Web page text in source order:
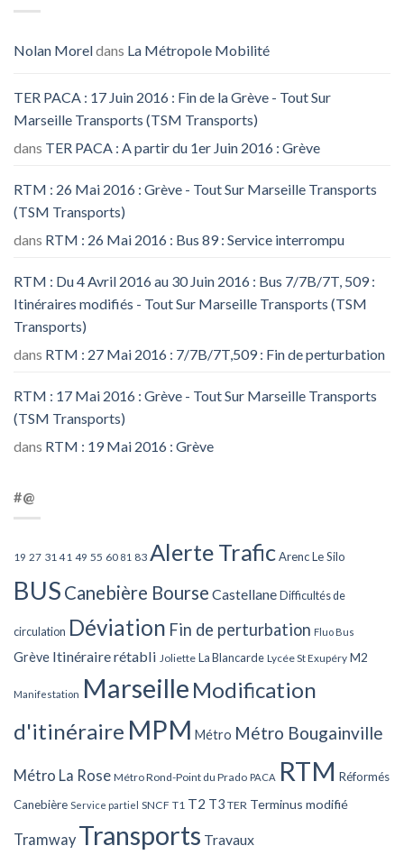
Nolan Moreldans La Métropole Mobilité
TER PACA : 17 Juin 2016 : Fin de la Grève - Tout Sur
Marseille Transports (TSM Transports)
dans TER PACA : A partir du 1er Juin 2016 : Grève
RTM : 26 Mai 2016 : Grève - Tout Sur Marseille Transports
(TSM Transports)
dans RTM : 26 Mai 2016 : Bus 89 : Service interrompu
RTM : Du 4 Avril 2016 au 30 Juin 2016 : Bus 7/7B/7T, 509 :
Itinéraires modifiés - Tout Sur Marseille Transports (TSM
Transports)
dans RTM : 27 Mai 2016 : 7/7B/7T,509 : Fin de perturbation
RTM : 17 Mai 2016 : Grève - Tout Sur Marseille Transports
(TSM Transports)
dans RTM : 19 Mai 2016 : Grève
#@
19 27 31 41 49 55 60 81 83 Alerte TraficArenc Le Silo
BUS Canebière Bourse Castellane Difficultés de
circulation Déviation Fin de perturbation Fluo Bus
Grève Itinéraire rétabli Joliette La Blancarde Lycée St Exupéry M2
Manifestation Marseille Modification
d'itinéraire MPM Métro Métro Bougainville
Métro La Rose Métro Rond-Point du Prado PACA RTM Réformés
Canebière Service partiel SNCF T1 T2 T3 TER Terminus modifié
Tramway Transports Travaux